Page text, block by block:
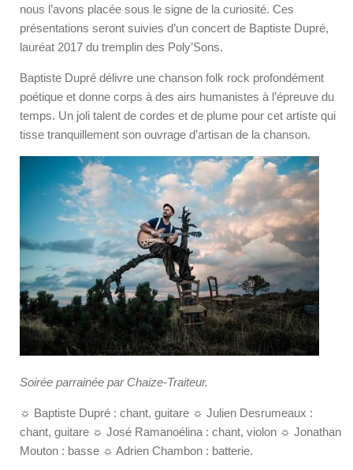
nous l’avons placée sous le signe de la curiosité. Ces
présentations seront suivies d’un concert de Baptiste Dupré,
lauréat 2017 du tremplin des Poly’Sons.
Baptiste Dupré délivre une chanson folk rock profondément
poétique et donne corps à des airs humanistes à l’épreuve du
temps. Un joli talent de cordes et de plume pour cet artiste qui
tisse tranquillement son ouvrage d’artisan de la chanson.
Soirée parrainée par Chaize-Traiteur.
☼ Baptiste Dupré : chant, guitare ☼ Julien Desrumeaux :
chant, guitare ☼ José Ramanoélina : chant, violon ☼ Jonathan
Mouton : basse ☼ Adrien Chambon : batterie.